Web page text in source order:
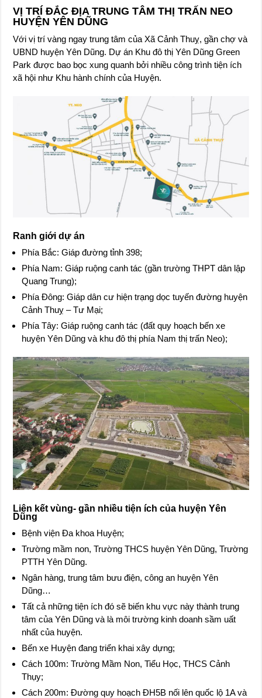
VỊ TRÍ ĐẮC ĐỊA TRUNG TÂM THỊ TRẤN NEO
HUYỆN YÊN DŨNG
Với vị trí vàng ngay trung tâm của Xã Cảnh Thuỵ, gần chợ và
UBND huyện Yên Dũng. Dự án Khu đô thị Yên Dũng Green
Park được bao bọc xung quanh bởi nhiều công trình tiện ích
xã hội như Khu hành chính của Huyện.
Ranh giới dự án
Phía Bắc: Giáp đường tỉnh 398;
Phía Nam: Giáp ruộng canh tác (gần trường THPT dân lập
Quang Trung);
Phía Đông: Giáp dân cư hiện trạng dọc tuyến đường huyện
Cảnh Thuỵ – Tư Mại;
Phía Tây: Giáp ruộng canh tác (đất quy hoạch bến xe
huyện Yên Dũng và khu đô thị phía Nam thị trấn Neo);
Liên kết vùng- gần nhiều tiện ích của huyện Yên
Dũng
Bệnh viện Đa khoa Huyện;
Trường mầm non, Trường THCS huyện Yên Dũng, Trường
PTTH Yên Dũng.
Ngân hàng, trung tâm bưu điện, công an huyện Yên
Dũng…
Tất cả những tiện ích đó sẽ biến khu vực này thành trung
tâm của Yên Dũng và là môi trường kinh doanh sầm uất
nhất của huyện.
Bến xe Huyện đang triển khai xây dựng;
Cách 100m: Trường Mầm Non, Tiểu Học, THCS Cảnh
Thụy;
Cách 200m: Đường quy hoạch ĐH5B nối lên quốc lộ 1A và